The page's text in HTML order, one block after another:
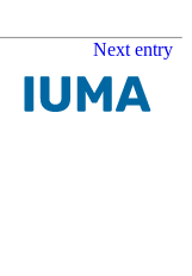
Next entry